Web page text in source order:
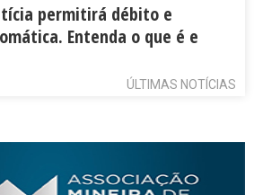
permitirá débito e
Entenda o que é e
ÚLTIMAS NOTÍCIAS